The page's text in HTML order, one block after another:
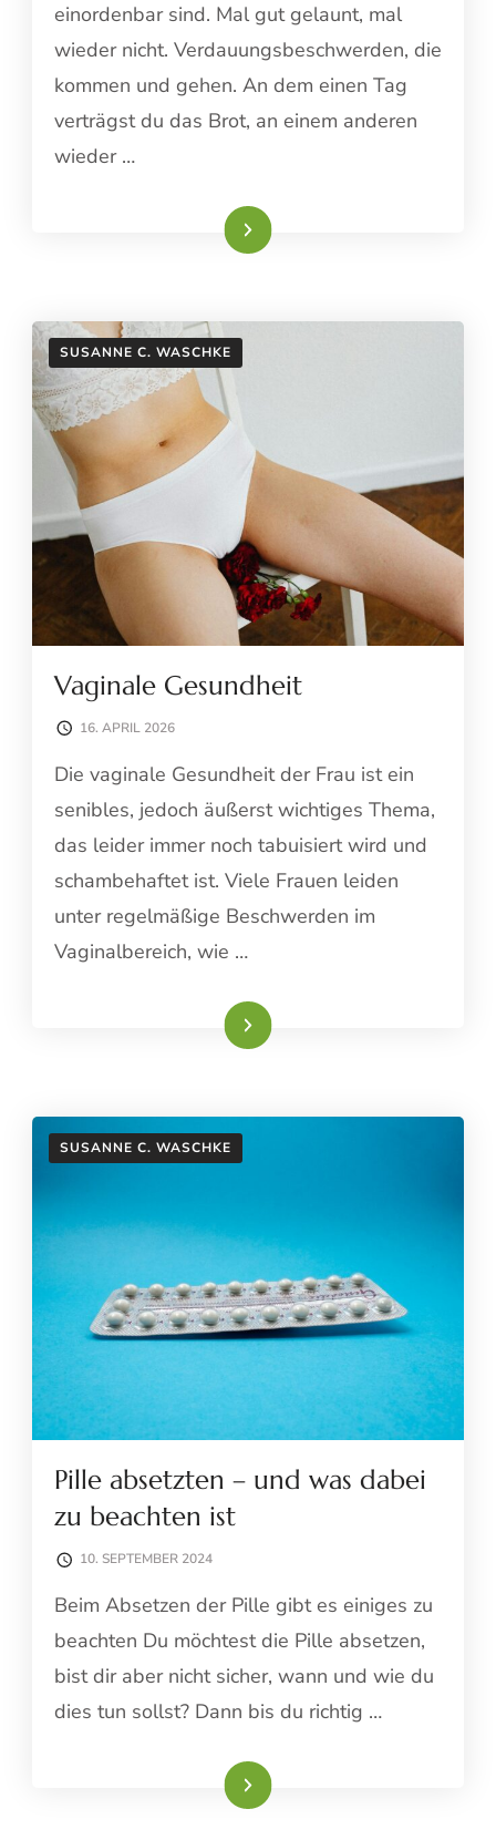
einordenbar sind. Mal gut gelaunt, mal
wieder nicht. Verdauungsbeschwerden, die
kommen und gehen. An dem einen Tag
verträgst du das Brot, an einem anderen
wieder …
Weiterlesen
SUSANNE C. WASCHKE
Vaginale Gesundheit
16. APRIL 2026
Die vaginale Gesundheit der Frau ist ein
senibles, jedoch äußerst wichtiges Thema,
das leider immer noch tabuisiert wird und
schambehaftet ist. Viele Frauen leiden
unter regelmäßige Beschwerden im
Vaginalbereich, wie …
Weiterlesen
SUSANNE C. WASCHKE
Pille absetzten – und was dabei
zu beachten ist
10. SEPTEMBER 2024
Beim Absetzen der Pille gibt es einiges zu
beachten Du möchtest die Pille absetzen,
bist dir aber nicht sicher, wann und wie du
dies tun sollst? Dann bis du richtig …
Weiterlesen